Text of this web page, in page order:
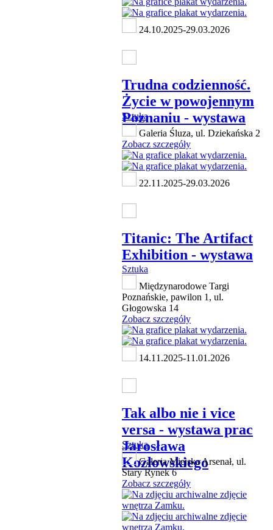
24.10.2025-29.03.2026
Trudna codzienność.
Życie w powojennym
Poznaniu - wystawa
Sztuka
Galeria Śluza, ul. Dziekańska 2
Zobacz szczegóły
22.11.2025-29.03.2026
Titanic: The Artifact
Exhibition - wystawa
Sztuka
Międzynarodowe Targi
Poznańskie, pawilon 1, ul.
Głogowska 14
Zobacz szczegóły
14.11.2025-11.01.2026
Tak albo nie i vice
versa - wystawa prac
Jarosława
Kozłowskiego
Sztuka
Galeria Miejska Arsenał, ul.
Stary Rynek 6
Zobacz szczegóły